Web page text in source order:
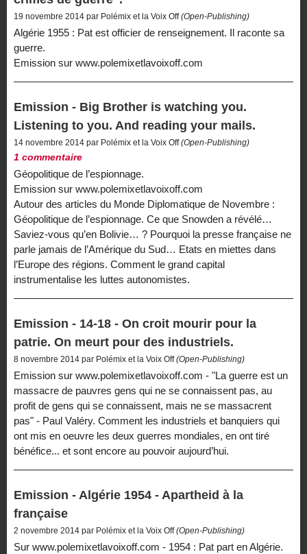
19 novembre 2014 par Polémix et la Voix Off(Open-Publishing)
Algérie 1955 : Pat est officier de renseignement. Il raconte sa
guerre.
Emission sur www.polemixetlavoixoff.com
Emission - Big Brother is watching you.
Listening to you. And reading your mails.
14 novembre 2014 par Polémix et la Voix Off(Open-Publishing)
1 commentaire
Géopolitique de l’espionnage.
Emission sur www.polemixetlavoixoff.com
Autour des articles du Monde Diplomatique de Novembre :
Géopolitique de l’espionnage. Ce que Snowden a révélé…
Saviez-vous qu’en Bolivie… ? Pourquoi la presse française ne
parle jamais de l’Amérique du Sud… Etats en miettes dans
l’Europe des régions. Comment le grand capital
instrumentalise les luttes autonomistes.
Emission - 14-18 - On croit mourir pour la
patrie. On meurt pour des industriels.
8 novembre 2014 par Polémix et la Voix Off(Open-Publishing)
Emission sur www.polemixetlavoixoff.com - "La guerre est un
massacre de pauvres gens qui ne se connaissent pas, au
profit de gens qui se connaissent, mais ne se massacrent
pas" - Paul Valéry. Comment les industriels et banquiers qui
ont mis en oeuvre les deux guerres mondiales, en ont tiré
bénéfice... et sont encore au pouvoir aujourd’hui.
Emission - Algérie 1954 - Apartheid à la
française
2 novembre 2014 par Polémix et la Voix Off(Open-Publishing)
Sur www.polemixetlavoixoff.com - 1954 : Pat part en Algérie.